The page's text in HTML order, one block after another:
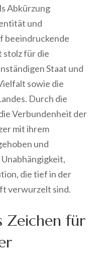
Abkürzung
und
beeindruckende
stolz für die
Staat und
sowie die
Durch die
Verbundenheit der
mit ihrem
und
die tief in der
verwurzelt sind.
Zeichen für